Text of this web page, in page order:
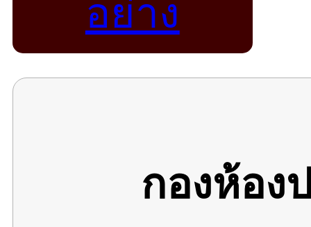
อย่าง
กองห้อง